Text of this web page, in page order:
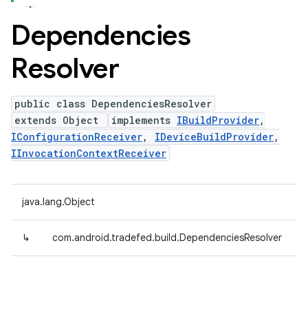
Dependencies
Resolver
public class DependenciesResolver
extends Object
implements IBuildProvider,
IConfigurationReceiver, IDeviceBuildProvider,
IInvocationContextReceiver
java.lang.Object
↳ com.android.tradefed.build.DependenciesResolver